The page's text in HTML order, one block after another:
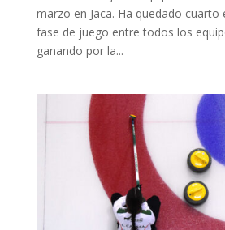
marzo en Jaca. Ha quedado cuarto
fase de juego entre todos los
ganando por la...